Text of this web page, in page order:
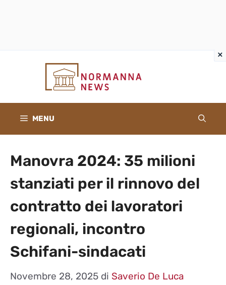
×
MENU
Manovra 2024: 35 milioni
stanziati per il rinnovo del
contratto dei lavoratori
regionali, incontro
Schifani-sindacati
Novembre 28, 2025 di Saverio De Luca
×